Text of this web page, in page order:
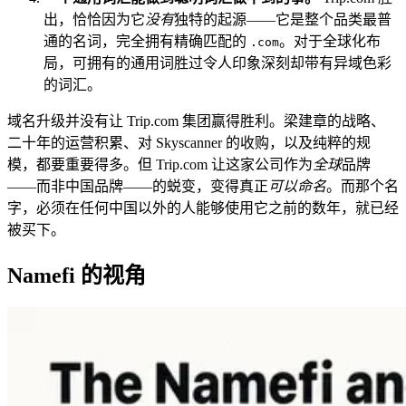
出，恰恰因为它没有独特的起源——它是整个品类最普
通的名词，完全拥有精确匹配的 .com。对于全球化布
局，可拥有的通用词胜过令人印象深刻却带有异域色彩
的词汇。
域名升级并没有让 Trip.com 集团赢得胜利。梁建章的战略、
二十年的运营积累、对 Skyscanner 的收购，以及纯粹的规
模，都要重要得多。但 Trip.com 让这家公司作为全球品牌
——而非中国品牌——的蜕变，变得真正 可以命名。而那个名
字，必须在任何中国以外的人能够使用它之前的数年，就已经
被买下。
Namefi 的视角